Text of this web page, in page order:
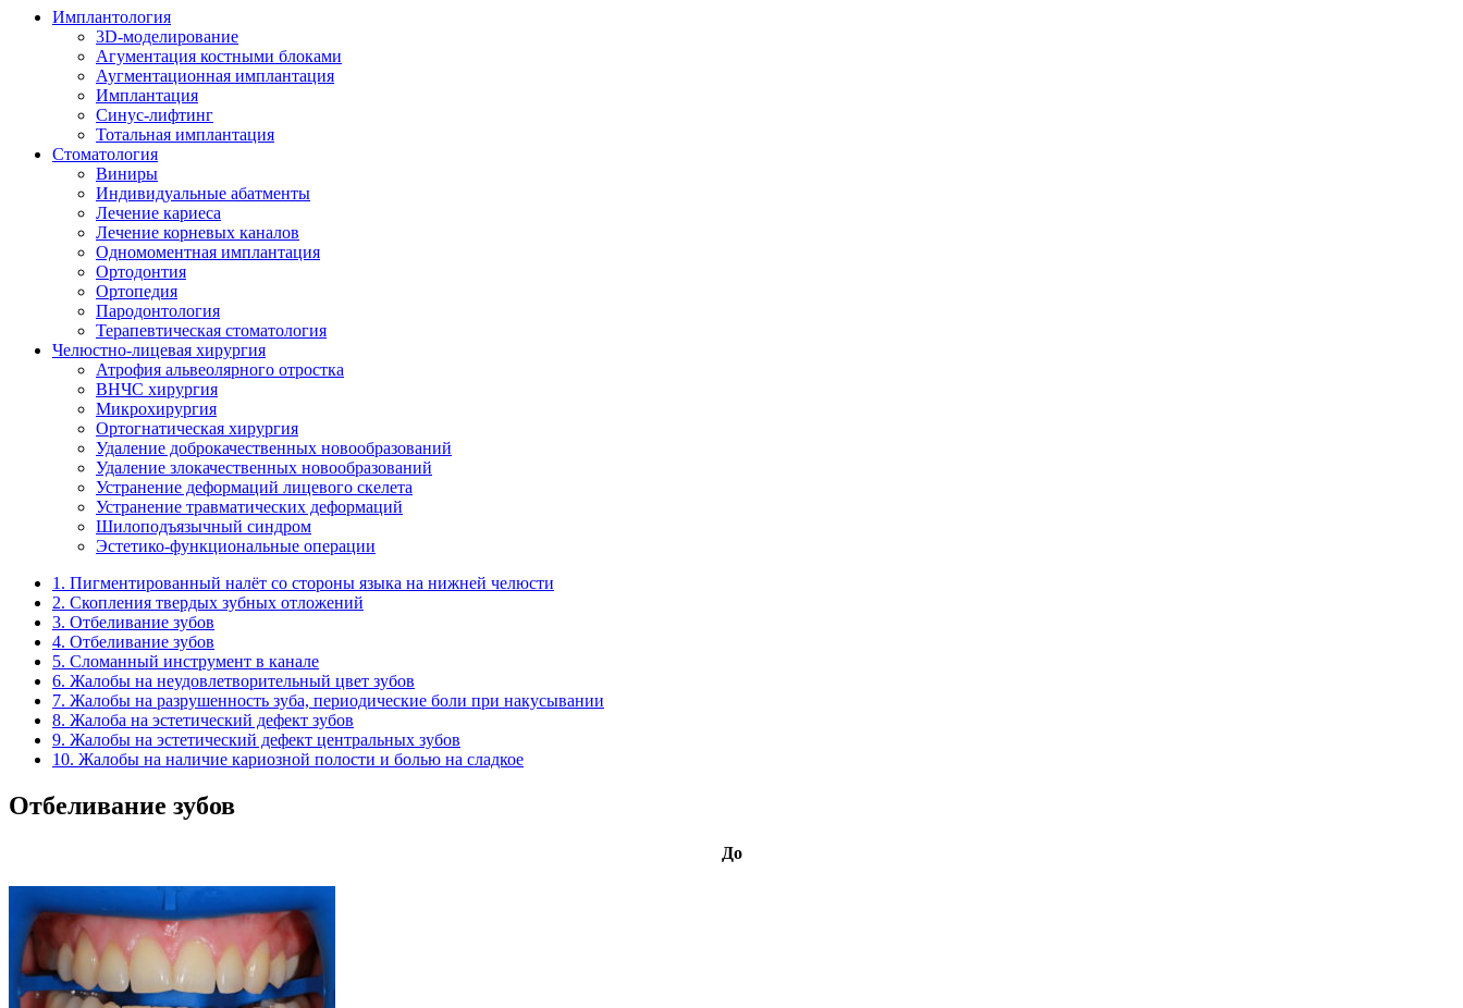
Имплантология
3D-моделирование
Агументация костными блоками
Аугментационная имплантация
Имплантация
Синус-лифтинг
Тотальная имплантация
Стоматология
Виниры
Индивидуальные абатменты
Лечение кариеса
Лечение корневых каналов
Одномоментная имплантация
Ортодонтия
Ортопедия
Пародонтология
Терапевтическая стоматология
Челюстно-лицевая хирургия
Атрофия альвеолярного отростка
ВНЧС хирургия
Микрохирургия
Ортогнатическая хирургия
Удаление доброкачественных новообразований
Удаление злокачественных новообразований
Устранение деформаций лицевого скелета
Устранение травматических деформаций
Шилоподъязычный синдром
Эстетико-функциональные операции
1. Пигментированный налёт со стороны языка на нижней челюсти
2. Скопления твердых зубных отложений
3. Отбеливание зубов
4. Отбеливание зубов
5. Сломанный инструмент в канале
6. Жалобы на неудовлетворительный цвет зубов
7. Жалобы на разрушенность зуба, периодические боли при накусывании
8. Жалоба на эстетический дефект зубов
9. Жалобы на эстетический дефект центральных зубов
10. Жалобы на наличие кариозной полости и болью на сладкое
Отбеливание зубов
До